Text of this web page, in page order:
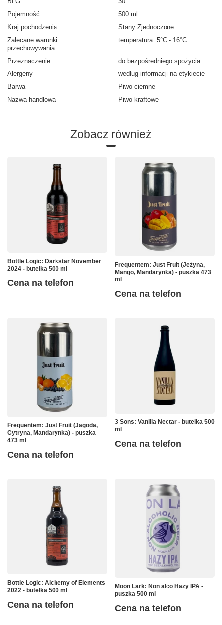
Pojemność
500 ml
Kraj pochodzenia
Stany Zjednoczone
Zalecane warunki
przechowywania
temperatura: 5°C - 16°C
Przeznaczenie
do bezpośredniego spożycia
Alergeny
według informacji na etykiecie
Barwa
Piwo ciemne
Nazwa handlowa
Piwo kraftowe
Zobacz również
Bottle Logic: Darkstar November
2024 - butelka 500 ml
Cena na telefon
Frequentem: Just Fruit (Jeżyna,
Mango, Mandarynka) - puszka 473
ml
Cena na telefon
Frequentem: Just Fruit (Jagoda,
Cytryna, Mandarynka) - puszka
473 ml
Cena na telefon
3 Sons: Vanilla Nectar - butelka 500
ml
Cena na telefon
Bottle Logic: Alchemy of Elements
2022 - butelka 500 ml
Cena na telefon
Moon Lark: Non alco Hazy IPA -
puszka 500 ml
Cena na telefon